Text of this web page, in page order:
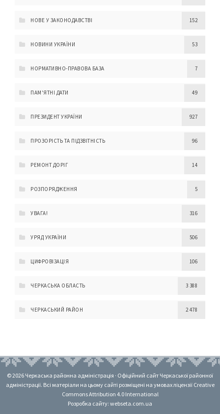
НОВЕ У ЗАКОНОДАВСТВІ 152
НОВИНИ УКРАЇНИ 53
НОРМАТИВНО-ПРАВОВА БАЗА 7
ПАМ'ЯТНІ ДАТИ 49
ПРЕЗИДЕНТ УКРАЇНИ 927
ПРОЗОРІСТЬ ТА ПІДЗВІТНІСТЬ 96
РЕМОНТ ДОРІГ 14
РОЗПОРЯДЖЕННЯ 5
УВАГА! 316
УРЯД УКРАЇНИ 506
ЦИФРОВІЗАЦІЯ 106
ЧЕРКАСЬКА ОБЛАСТЬ 3 388
ЧЕРКАСЬКИЙ РАЙОН 2 478
© 2026 Черкаська районна адміністрація · Офіційний сайт Черкаської районної
адміністрації. Всі матеріали на цьому сайті розміщені на умовах ліцензії Creative
Commons Attribution 4.0 International
Розробка сайту: webseta.com.ua